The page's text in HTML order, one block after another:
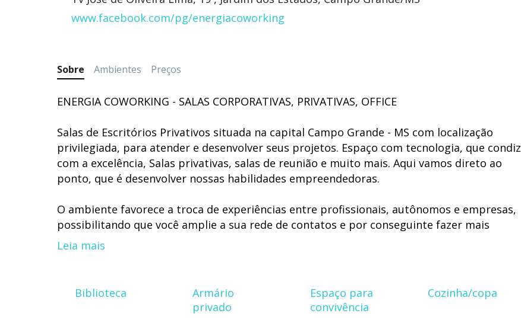
www.facebook.com/pg/energiacoworking
Sobre Ambientes Preços
ENERGIA COWORKING - SALAS CORPORATIVAS, PRIVATIVAS, OFFICE
Salas de Escritórios Privativos situada na capital Campo Grande - MS com localização
privilegiada, para atender e desenvolver seus projetos. Espaço com tecnologia, que condiz
com a excelência, Salas privativas, salas de reunião e muito mais. Aqui vamos direto ao
ponto, que é desenvolver nossas habilidades empreendedoras.
O ambiente favorece a troca de experiências entre profissionais, autônomos e empresas,
possibilitando que você amplie a sua rede de contatos e por conseguinte fazer mais
negócios.
que sonha em abrir o seu próprio escritório com baixo custo.
• Reduza o seu custo operacional.
Leia mais
Biblioteca
Armário
privado
Espaço para
convivência
Cozinha/copa